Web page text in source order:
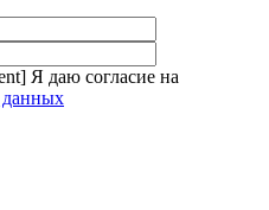
Я даю согласие на
данных